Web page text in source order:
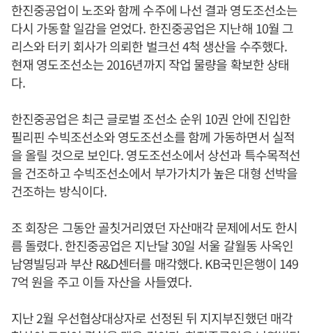
한진중공업이 노조와 함께 수주에 나선 결과 영도조선소는
다시 가동할 일감을 얻었다. 한진중공업은 지난해 10월 그
리스와 터키 회사가 의뢰한 벌크선 4척 생산을 수주했다.
현재 영도조선소는 2016년까지 작업 물량을 확보한 상태
다.
한진중공업은 최근 글로벌 조선소 순위 10권 안에 진입한
필리핀 수빅조선소와 영도조선소를 함께 가동하면서 실적
을 올릴 것으로 보인다. 영도조선소에서 상선과 특수목적선
을 건조하고 수빅조선소에서 부가가치가 높은 대형 선박을
건조하는 방식이다.
조 회장은 그동안 골칫거리였던 자산매각 문제에서도 한시
름 돌렸다. 한진중공업은 지난달 30일 서울 갈월동 사옥인
남영빌딩과 부산 R&D센터를 매각했다. KB국민은행이 149
7억 원을 주고 이들 자산을 사들였다.
지난 2월 우선협상대상자로 선정된 뒤 지지부진했던 매각